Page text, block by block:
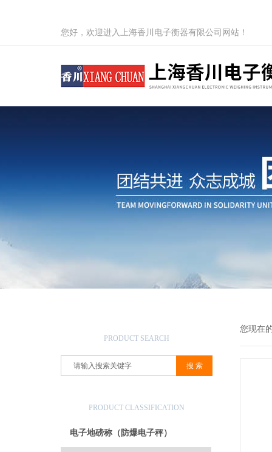
您好，欢迎进入上海香川电子衡器有限公司网站！
PRODUCT SEARCH
PRODUCT CLASSIFICATION
电子地磅称（防爆电子秤）
您现在